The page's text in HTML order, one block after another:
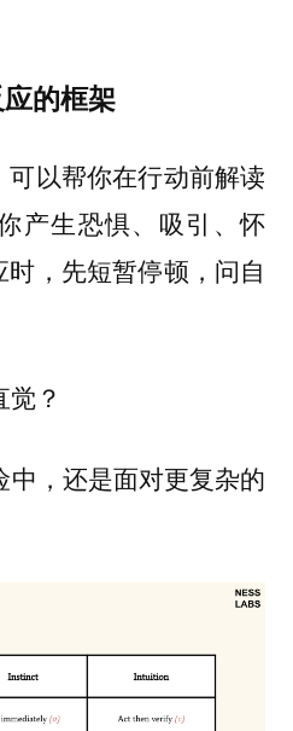
的框架
以帮你在行动前解读
产生恐惧、吸引、怀
，先短暂停顿，问自
觉？
中，还是面对更复杂的